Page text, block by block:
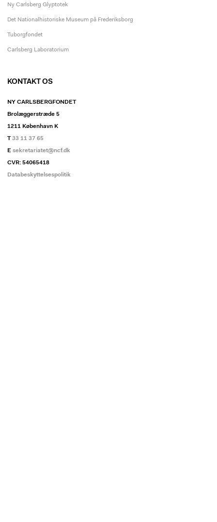
Ny Carlsberg Glyptotek
Det Nationalhistoriske Museum på Frederiksborg
Tuborgfondet
Carlsberg Laboratorium
KONTAKT OS
NY CARLSBERGFONDET
Brolæggerstræde 5
1211 København K
T33 11 37 65
E sekretariatet@ncf.dk
CVR: 54065418
Databeskyttelsespolitik